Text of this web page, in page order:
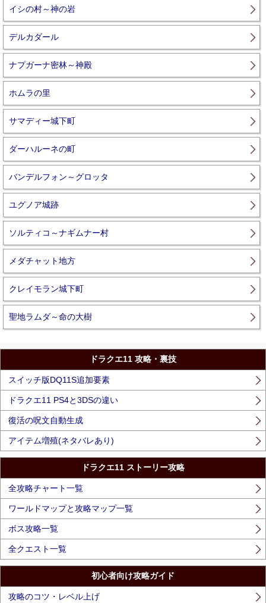
イシの村～神の岩
デルカダール
ナプガーナ密林～神殿
ホムラの里
サマディー城下町
ダーハルーネの町
バンデルフォン～グロッタ
ユグノア城跡
ソルティコ～ナギムナー村
メダチャット地方
クレイモラン城下町
聖地ラムダ～命の大樹
ドラクエ11 攻略・裏技
スイッチ版DQ11S追加要素
ドラクエ11 PS4と3DSの違い
復活の呪文自動生成
アイテム増殖(ネタバレあり)
ドラクエ11 ストーリー攻略
全攻略チャート一覧
ワールドマップと攻略マップ一覧
ボス攻略一覧
全クエスト一覧
初心者向け攻略ガイド
攻略のコツ・レベル上げ